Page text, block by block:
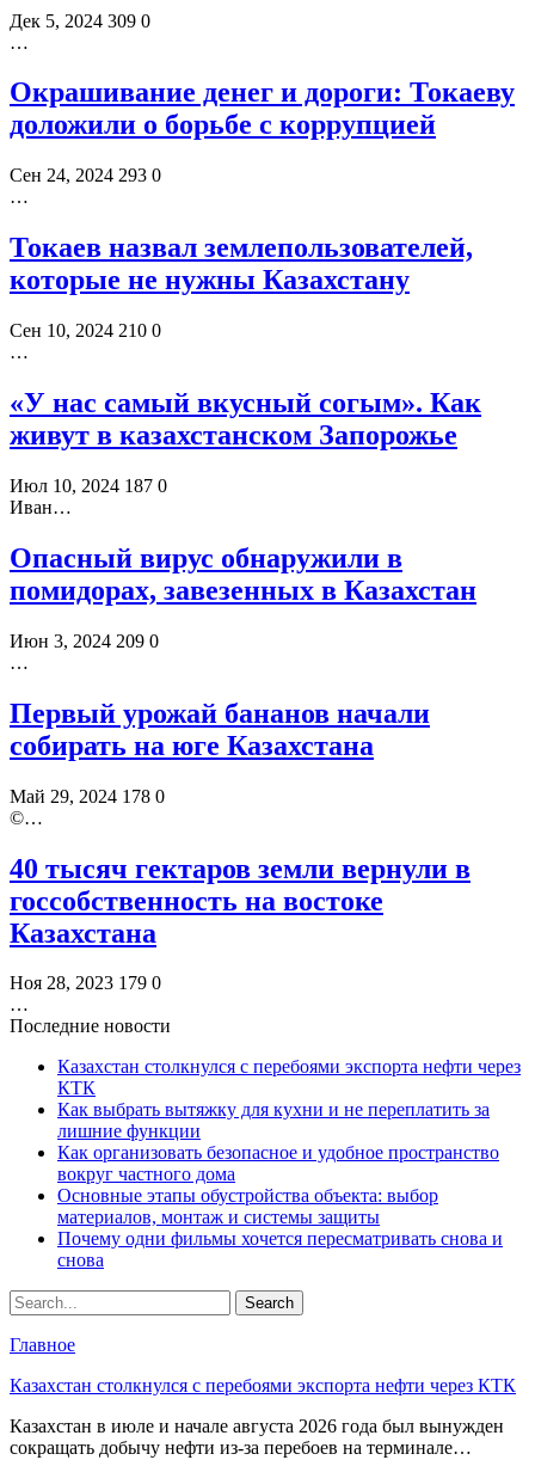
Дек 5, 2024 309 0
…
Окрашивание денег и дороги: Токаеву
доложили о борьбе с коррупцией
Сен 24, 2024 293 0
…
Токаев назвал землепользователей,
которые не нужны Казахстану
Сен 10, 2024 210 0
…
«У нас самый вкусный согым». Как
живут в казахстанском Запорожье
Июл 10, 2024 187 0
Иван…
Опасный вирус обнаружили в
помидорах, завезенных в Казахстан
Июн 3, 2024 209 0
…
Первый урожай бананов начали
собирать на юге Казахстана
Май 29, 2024 178 0
©️…
40 тысяч гектаров земли вернули в
госсобственность на востоке
Казахстана
Ноя 28, 2023 179 0
…
Последние новости
Казахстан столкнулся с перебоями экспорта нефти через
КТК
Как выбрать вытяжку для кухни и не переплатить за
лишние функции
Как организовать безопасное и удобное пространство
вокруг частного дома
Основные этапы обустройства объекта: выбор
материалов, монтаж и системы защиты
Почему одни фильмы хочется пересматривать снова и
снова
Главное
Казахстан столкнулся с перебоями экспорта нефти через КТК
Казахстан в июле и начале августа 2026 года был вынужден
сокращать добычу нефти из-за перебоев на терминале…